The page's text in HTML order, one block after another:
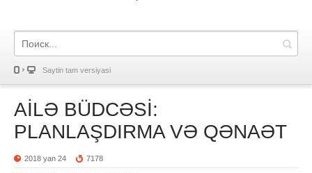
Saytin tam versiyasi
AİLƏ BÜDCƏSİ:
PLANLAŞDIRMA VƏ QƏNAƏT
2018 yan 24 7178